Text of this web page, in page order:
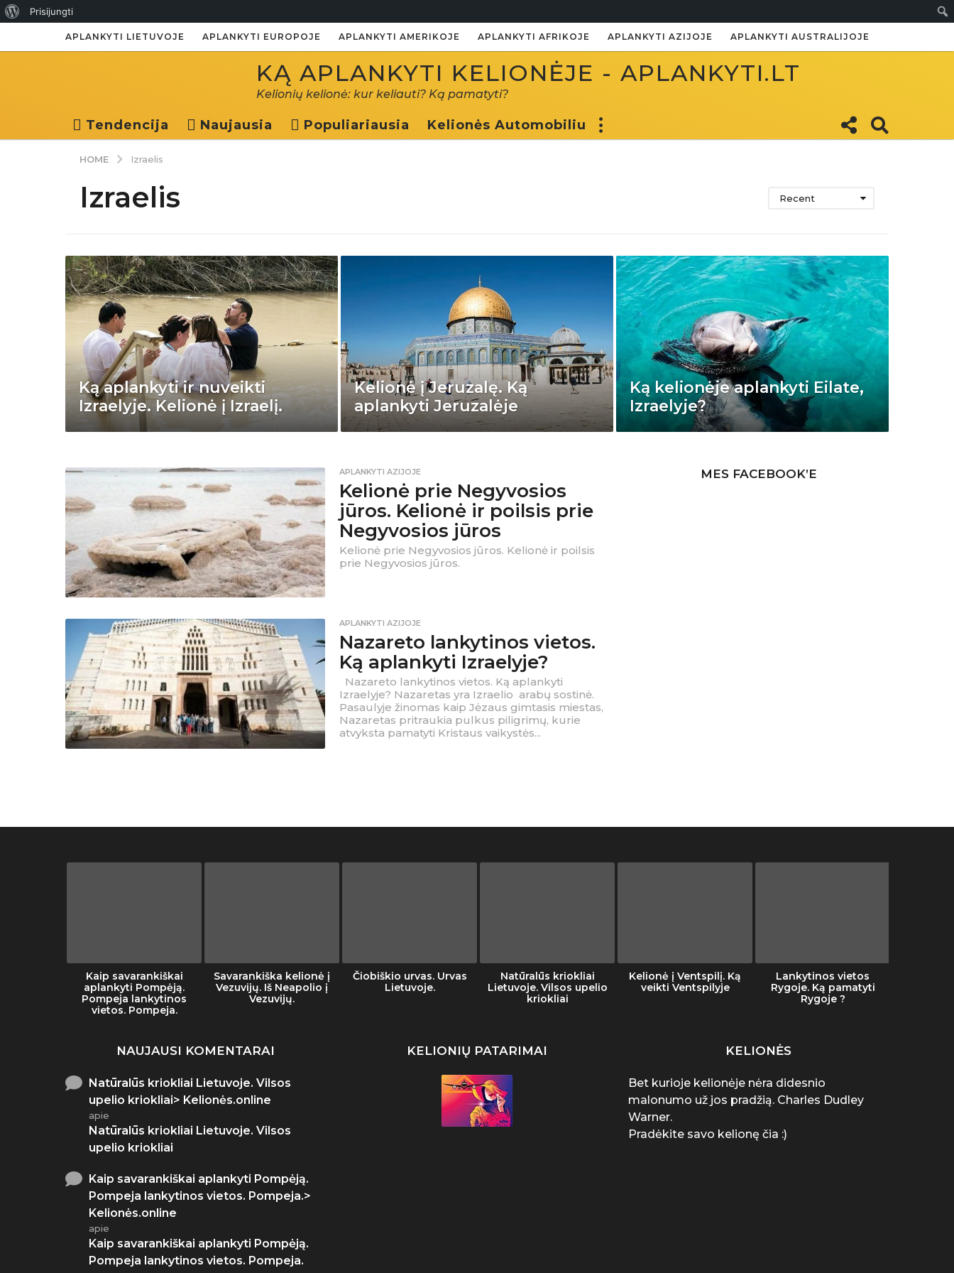
ApiePrisijungti
APLANKYTI LIETUVOJE APLANKYTI EUROPOJE APLANKYTI AMERIKOJE APLANKYTI AFRIKOJE APLANKYTI AZIJOJE APLANKYTI AUSTRALIJOJE
KĄ APLANKYTI KELIONĖJE - APLANKYTI.LT
Kelionių kelionė: kur keliauti? Ką pamatyti?
Tendencija Naujausia Populiariausia Kelionės Automobiliu
HOME Izraelis
Izraelis Recent
Ką aplankyti ir nuveikti
Izraelyje. Kelionė į Izraelį.
Kelionė į Jeruzalę. Ką
aplankyti Jeruzalėje
Ką kelionėje aplankyti Eilate,
Izraelyje?
APLANKYTI AZIJOJE
Kelionė prie Negyvosios
jūros. Kelionė ir poilsis prie
Negyvosios jūros
Kelionė prie Negyvosios jūros. Kelionė ir poilsis
prie Negyvosios jūros.
APLANKYTI AZIJOJE
Nazareto lankytinos vietos.
Ką aplankyti Izraelyje?
Nazareto lankytinos vietos. Ką aplankyti
Izraelyje? Nazaretas yra Izraelio arabų sostinė.
Pasaulyje žinomas kaip Jėzaus gimtasis miestas,
Nazaretas pritraukia pulkus piligrimų, kurie
atvyksta pamatyti Kristaus vaikystės...
MES FACEBOOK’E
Kaip savarankiškai
aplankyti Pompėją.
Pompeja lankytinos
vietos. Pompeja.
Savarankiška kelionė į
Vezuvijų. Iš Neapolio į
Vezuvijų.
Čiobiškio urvas. Urvas
Lietuvoje.
Natūralūs kriokliai
Lietuvoje. Vilsos upelio
kriokliai
Kelionė į Ventspilį. Ką
veikti Ventspilyje
Lankytinos vietos
Rygoje. Ką pamatyti
Rygoje ?
NAUJAUSI KOMENTARAI
Natūralūs kriokliai Lietuvoje. Vilsos
upelio kriokliai> Kelionės.online
apie
Natūralūs kriokliai Lietuvoje. Vilsos
upelio kriokliai
Kaip savarankiškai aplankyti Pompėją.
Pompeja lankytinos vietos. Pompeja.>
Kelionės.online
apie
Kaip savarankiškai aplankyti Pompėją.
Pompeja lankytinos vietos. Pompeja.
KELIONIŲ PATARIMAI KELIONĖS
Bet kurioje kelionėje nėra didesnio
malonumo už jos pradžią. Charles Dudley
Warner.
Pradėkite savo kelionę čia :)